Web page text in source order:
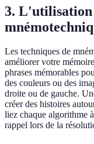
3. L'utilisation
Les techniques de
améliorer votre
phrases mémorables
des couleurs ou des
droite ou de gauche.
créer des histoires
liez chaque algorithme
rappel lors de la